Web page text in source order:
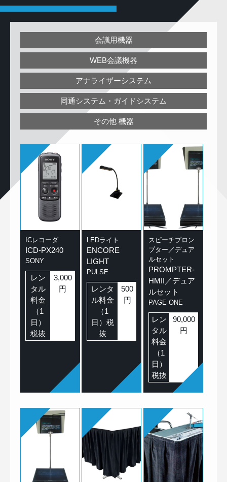
会議用機器
WEB会議機器
アナライザーシステム
同通システム・ガイドシステム
その他 機器
ICレコーダ
ICD-PX240
SONY
レン
タル
料金
（1
日）
税抜
3,000
円
LEDライト
ENCORE
LIGHT
PULSE
レンタ
ル料金
（1
日）税
抜
500
円
スピーチプロン
プター／デュア
ルセット
PROMPTER-
HMII／デュア
ルセット
PAGE ONE
レン
タル
料金
（1
日）
税抜
90,000
円